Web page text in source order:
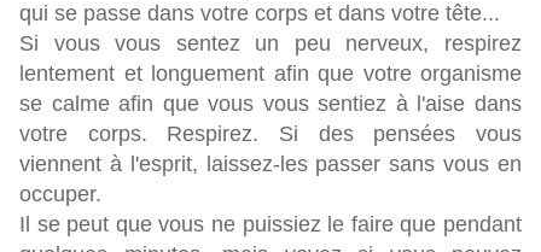
qui se passe dans votre corps et dans votre tête...
Si vous vous sentez un peu nerveux, respirez
lentement et longuement afin que votre organisme
se calme afin que vous vous sentiez à l'aise dans
votre corps. Respirez. Si des pensées vous
viennent à l'esprit, laissez-les passer sans vous en
occuper.
Il se peut que vous ne puissiez le faire que pendant